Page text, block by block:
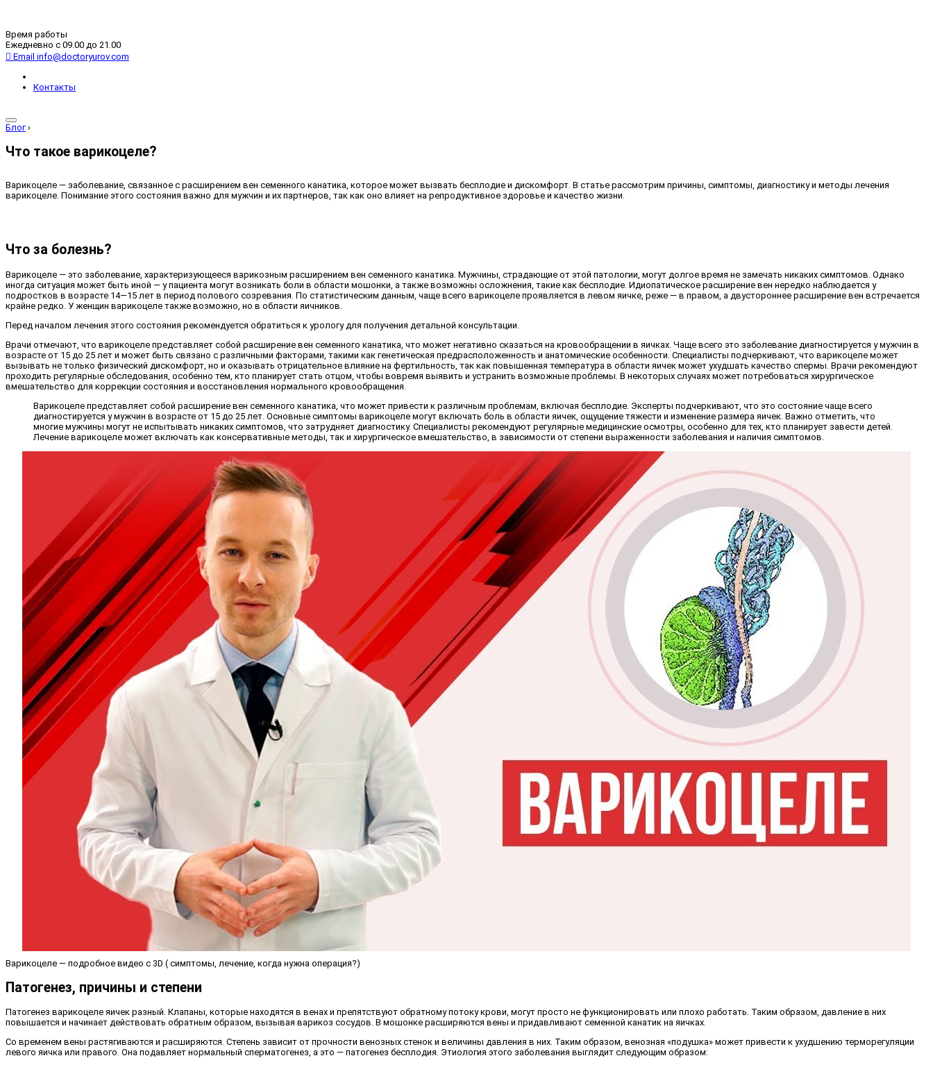
Время работы
Ежедневно с 09.00 до 21.00
Email info@doctoryurov.com
Контакты
Блог ›
Что такое варикоцеле?
Варикоцеле — заболевание, связанное с расширением вен семенного канатика, которое может вызвать бесплодие и дискомфорт. В статье рассмотрим причины, симптомы, диагностику и методы лечения
варикоцеле. Понимание этого состояния важно для мужчин и их партнеров, так как оно влияет на репродуктивное здоровье и качество жизни.
Что за болезнь?
Варикоцеле — это заболевание, характеризующееся варикозным расширением вен семенного канатика. Мужчины, страдающие от этой патологии, могут долгое время не замечать никаких симптомов. Однако
иногда ситуация может быть иной — у пациента могут возникать боли в области мошонки, а также возможны осложнения, такие как бесплодие. Идиопатическое расширение вен нередко наблюдается у
подростков в возрасте 14—15 лет в период полового созревания. По статистическим данным, чаще всего варикоцеле проявляется в левом яичке, реже — в правом, а двустороннее расширение вен встречается
крайне редко. У женщин варикоцеле также возможно, но в области яичников.
Перед началом лечения этого состояния рекомендуется обратиться к урологу для получения детальной консультации.
Врачи отмечают, что варикоцеле представляет собой расширение вен семенного канатика, что может негативно сказаться на кровообращении в яичках. Чаще всего это заболевание диагностируется у мужчин в
возрасте от 15 до 25 лет и может быть связано с различными факторами, такими как генетическая предрасположенность и анатомические особенности. Специалисты подчеркивают, что варикоцеле может
вызывать не только физический дискомфорт, но и оказывать отрицательное влияние на фертильность, так как повышенная температура в области яичек может ухудшать качество спермы. Врачи рекомендуют
проходить регулярные обследования, особенно тем, кто планирует стать отцом, чтобы вовремя выявить и устранить возможные проблемы. В некоторых случаях может потребоваться хирургическое
вмешательство для коррекции состояния и восстановления нормального кровообращения.
Варикоцеле представляет собой расширение вен семенного канатика, что может привести к различным проблемам, включая бесплодие. Эксперты подчеркивают, что это состояние чаще всего
диагностируется у мужчин в возрасте от 15 до 25 лет. Основные симптомы варикоцеле могут включать боль в области яичек, ощущение тяжести и изменение размера яичек. Важно отметить, что
многие мужчины могут не испытывать никаких симптомов, что затрудняет диагностику. Специалисты рекомендуют регулярные медицинские осмотры, особенно для тех, кто планирует завести детей.
Лечение варикоцеле может включать как консервативные методы, так и хирургическое вмешательство, в зависимости от степени выраженности заболевания и наличия симптомов.
Варикоцеле — подробное видео с 3D ( симптомы, лечение, когда нужна операция?)
Патогенез, причины и степени
Патогенез варикоцеле яичек разный. Клапаны, которые находятся в венах и препятствуют обратному потоку крови, могут просто не функционировать или плохо работать. Таким образом, давление в них
повышается и начинает действовать обратным образом, вызывая варикоз сосудов. В мошонке расширяются вены и придавливают семенной канатик на яичках.
Со временем вены растягиваются и расширяются. Степень зависит от прочности венозных стенок и величины давления в них. Таким образом, венозная «подушка» может привести к ухудшению терморегуляции
левого яичка или правого. Она подавляет нормальный сперматогенез, а это — патогенез бесплодия. Этиология этого заболевания выглядит следующим образом: